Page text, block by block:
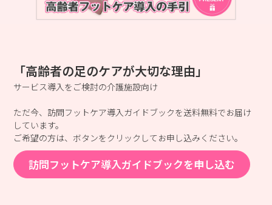
「高齢者の足のケアが大切な理由」
サービス導入をご検討の介護施設向け
ただ今、訪問フットケア導入ガイドブックを送料無料でお届け
しています。
ご希望の方は、ボタンをクリックしてお申し込みください。
訪問フットケア導入ガイドブックを申し込む